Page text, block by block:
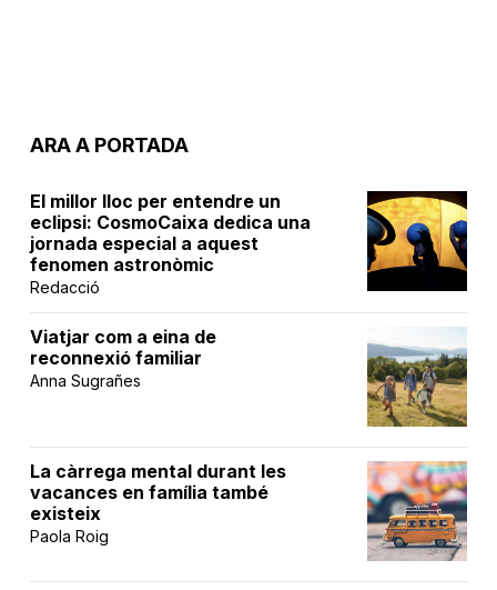
ARA A PORTADA
El millor lloc per entendre un
eclipsi: CosmoCaixa dedica una
jornada especial a aquest
fenomen astronòmic
Redacció
Viatjar com a eina de
reconnexió familiar
Anna Sugrañes
La càrrega mental durant les
vacances en família també
existeix
Paola Roig